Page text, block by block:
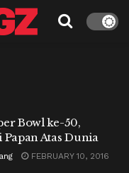
Bowl ke-50,
Atas Dunia
FEBRUARY 10, 2016